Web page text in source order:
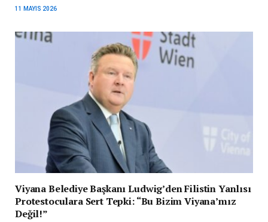
11 MAYIS 2026
Viyana Belediye Başkanı Ludwig’den Filistin Yanlısı
Protestoculara Sert Tepki: “Bu Bizim Viyana’mız
Değil!”